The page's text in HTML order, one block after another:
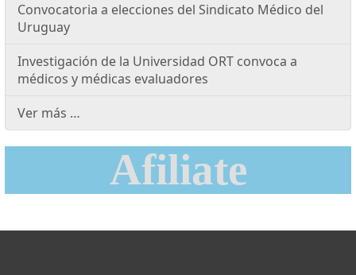
Convocatoria a elecciones del Sindicato Médico del
Uruguay
Investigación de la Universidad ORT convoca a
médicos y médicas evaluadores
Ver más …
Afiliate